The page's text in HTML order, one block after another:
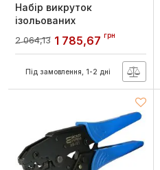
Набір викруток
ізольованих
e.tool.set.8000.11, E.NEXT
2 064,13 1 785,67 грн
Під замовлення, 1-2 дні